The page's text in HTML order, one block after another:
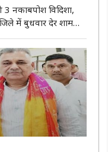
नकाबपोश
विदिशा,
में बुधवार देर शाम
कारोबारी को गोली
30 किलो चांदी,